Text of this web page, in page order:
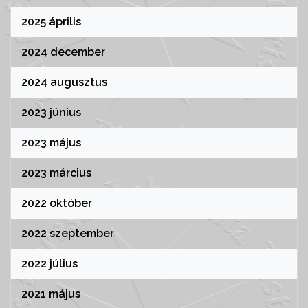
2025 április
2024 december
2024 augusztus
2023 június
2023 május
2023 március
2022 október
2022 szeptember
2022 július
2021 május